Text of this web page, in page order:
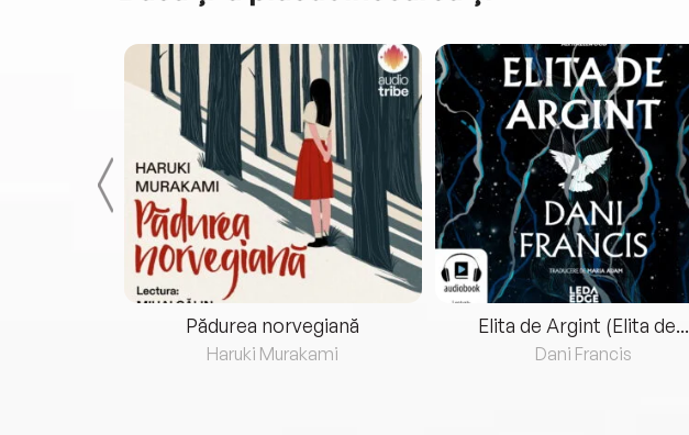
Pădurea norvegiană
Haruki Murakami
Elita de Argint (Elita de...
Dani Francis